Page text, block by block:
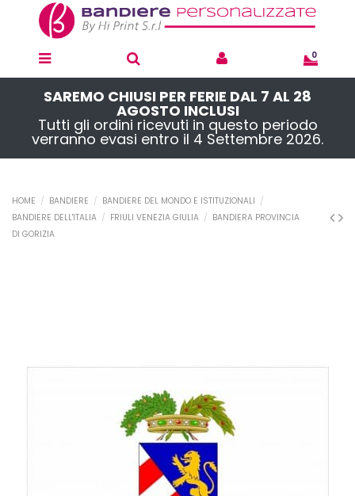
0
SAREMO CHIUSI PER FERIE DAL 7 AL 28
AGOSTO INCLUSI
Tutti gli ordini ricevuti in questo periodo
verranno evasi entro il 4 Settembre 2026.
HOME BANDIERE
BANDIERE DEL MONDO E ISTITUZIONALI
BANDIERE DELL'ITALIA
FRIULI VENEZIA GIULIA
BANDIERA PROVINCIA
DI GORIZIA